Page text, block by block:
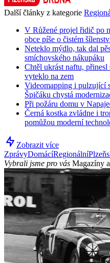
Další články z kategorie
V Růžené projel řidič po
obce píše o čistém
Neteklo mýdlo, tak dal
smíchovského nákupáku
Chtěl ukrást naftu,
vyteklo na zem
Videomapping i pulzující
Špičáku chystá
Při požáru domu v
Černá kostka zvládne i
pomůžou moderní
Zobrazit více
ZprávyDomácíRegionální
Vybrali jsme pro vás Magazíny